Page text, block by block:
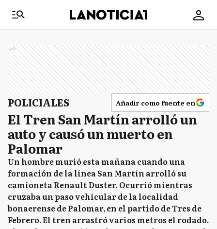
Ads
POLICIALES Añadir como fuente en
El Tren San Martín arrolló un
auto y causó un muerto en
Palomar
Un hombre murió esta mañana cuando una
formación de la línea San Martín arrolló su
camioneta Renault Duster. Ocurrió mientras
cruzaba un paso vehicular de la localidad
bonaerense de Palomar, en el partido de Tres de
Febrero. El tren arrastró varios metros el rodado.